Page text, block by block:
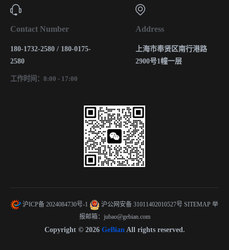
Contact Number
180-1732-2580 / 180-0175-
2580
工作时间：8:00 - 17:00
Address
上海市奉贤区南行港路
2900号1幢一层
沪ICP备 2024084730号-1 沪公网安备 31011402010527号 SITEMAP 举
报邮箱：jubao@gebian.com
Copyright © 2026 GeBianAll rights reserved.